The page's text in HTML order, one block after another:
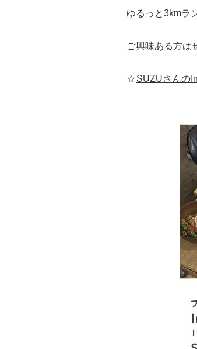
ゆるっと3kmラ
ご興味ある方は
☆SUZUさんの